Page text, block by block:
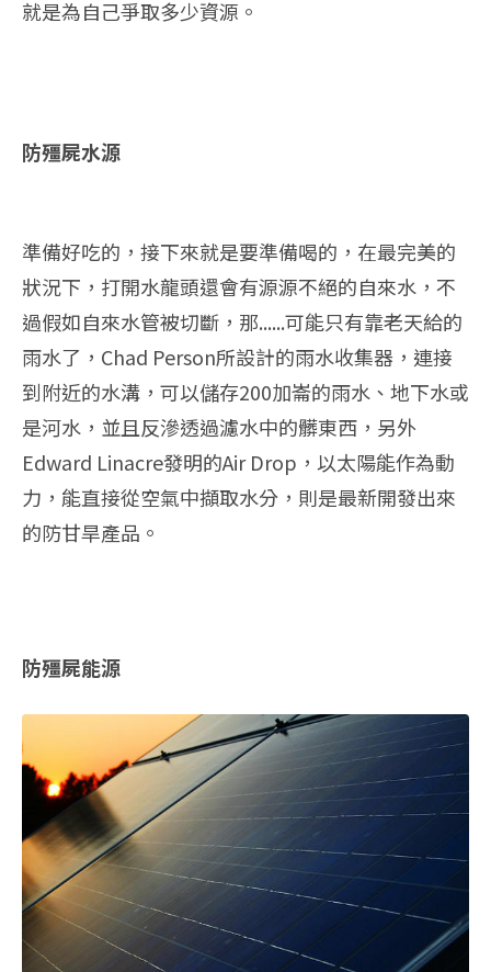
就是為自己爭取多少資源。
防殭屍水源
準備好吃的，接下來就是要準備喝的，在最完美的
狀況下，打開水龍頭還會有源源不絕的自來水，不
過假如自來水管被切斷，那......可能只有靠老天給的
雨水了，Chad Person所設計的雨水收集器，連接
到附近的水溝，可以儲存200加崙的雨水、地下水或
是河水，並且反滲透過濾水中的髒東西，另外
Edward Linacre發明的Air Drop，以太陽能作為動
力，能直接從空氣中擷取水分，則是最新開發出來
的防甘旱產品。
防殭屍能源